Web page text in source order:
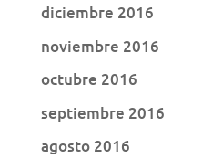
diciembre 2016
noviembre 2016
octubre 2016
septiembre 2016
agosto 2016